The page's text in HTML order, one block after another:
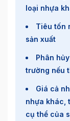
loại nhựa
Tiêu tốn
sản xuất
Phân
trường nếu
Giá cả
nhựa khác,
cụ thể của